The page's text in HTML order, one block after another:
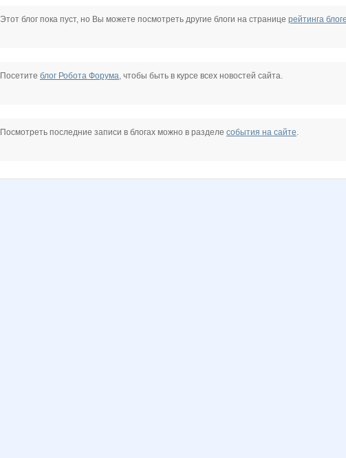
МЯСНАЯ ЛАВКА Н@т@ Ната13 Оксанушка Ручки Сестричка Снеженика
Этот блог пока пуст, но Вы можете посмотреть другие блоги на странице рейтинга
Посетите блог Робота Форума, чтобы быть в курсе всех новостей сайта.
Посмотреть последние записи в блогах можно в разделе события на сайте.